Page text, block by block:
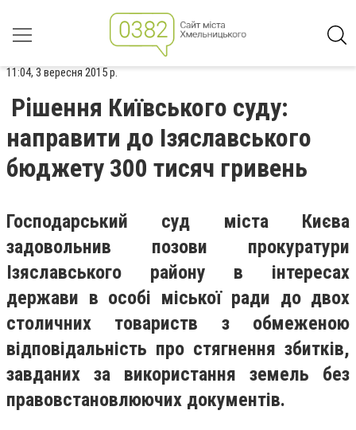
11:04, 3 вересня 2015 р.
Рішення Київського суду:
направити до Ізяславського
бюджету 300 тисяч гривень
Господарський суд міста Києва
задовольнив позови прокуратури
Ізяславського району в інтересах
держави в особі міської ради до двох
столичних товариств з обмеженою
відповідальність про стягнення збитків,
завданих за використання земель без
правовстановлюючих документів.